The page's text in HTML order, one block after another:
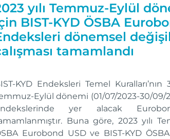
yılı Temmuz-Eylül
BIST-KYD ÖSBA
dönemsel
tamamlandı
KYD Endeksleri Temel
Eylül dönemi (01/07/2023-30/09/
yer alacak
Buna göre, 2023 yılı
Eurobond USD ve BIST-KYD